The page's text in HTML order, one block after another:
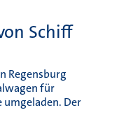
Schiff
Regensburg
für
umgeladen. Der